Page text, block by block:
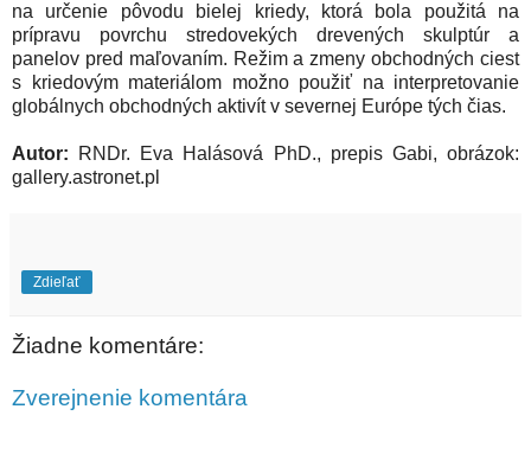
na určenie pôvodu bielej kriedy, ktorá bola použitá na
prípravu povrchu stredovekých drevených skulptúr a
panelov pred maľovaním. Režim a zmeny obchodných ciest
s kriedovým materiálom možno použiť na interpretovanie
globálnych obchodných aktivít v severnej Európe tých čias.
Autor: RNDr. Eva Halásová PhD., prepis Gabi, obrázok:
gallery.astronet.pl
Zdieľať
Žiadne komentáre:
Zverejnenie komentára